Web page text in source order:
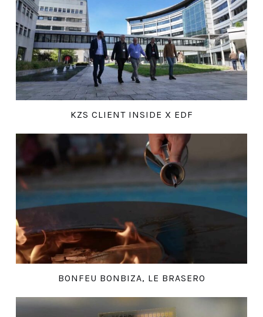
KZS CLIENT INSIDE X EDF
BONFEU BONBIZA, LE BRASERO